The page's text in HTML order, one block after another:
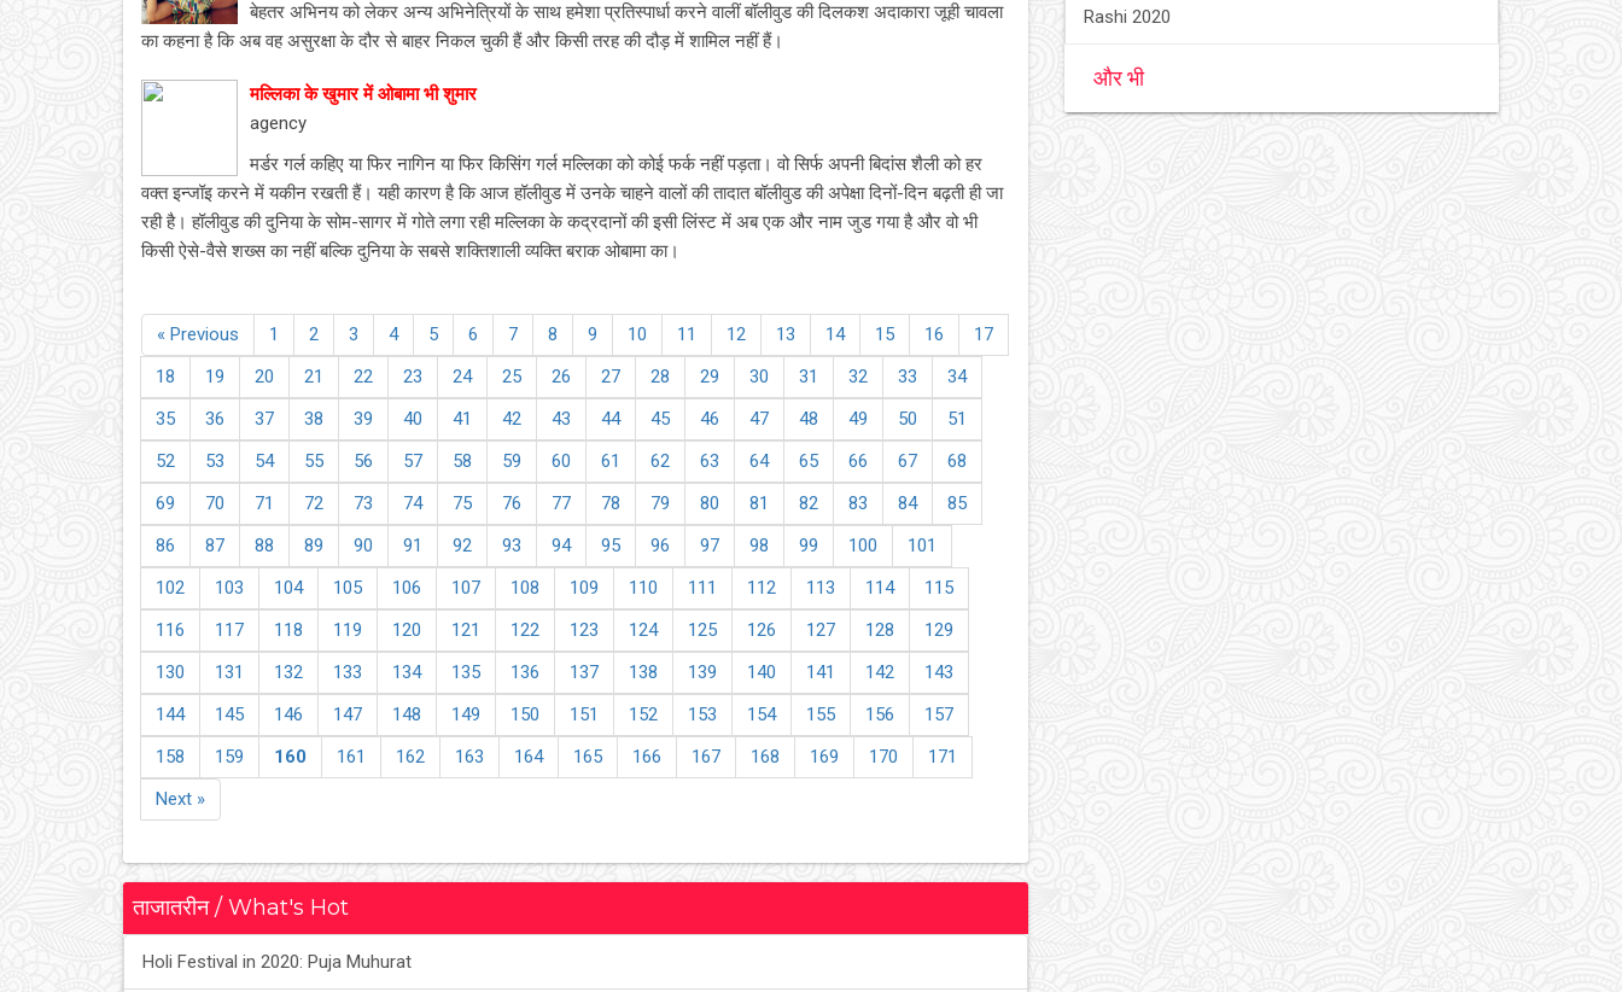
बेहतर अभिनय को लेकर अन्य अभिनेत्रियों के साथ हमेशा प्रतिस्पार्धा करने वालीं बॉलीवुड की दिलकश अदाकारा जूही चावला
का कहना है कि अब वह असुरक्षा के दौर से बाहर निकल चुकी हैं और किसी तरह की दौड़ में शामिल नहीं हैं।
मल्लिका के खुमार में ओबामा भी शुमार
agency
मर्डर गर्ल कहिए या फिर नागिन या फिर किसिंग गर्ल मल्लिका को कोई फर्क नहीं पड़ता। वो सिर्फ अपनी बिदांस शैली को हर
वक्‍त इन्‍जॉइ करने में यकीन रखती हैं। यही कारण है कि आज हॉलीवुड में उनके चाहने वालों की तादात बॉलीवुड की अपेक्षा दिनों-दिन बढ़ती ही जा
रही है। हॉलीवुड की दुनिया के सोम-सागर में गोते लगा रही मल्लिका के कद्रदानों की इसी लिंस्‍ट में अब एक और नाम जुड गया है और वो भी
किसी ऐसे-वैसे शख्‍स का नहीं बल्कि दुनिया के सबसे शक्तिशाली व्‍यक्ति बराक ओबामा का।
« Previous 1 2 3 4 5 6 7 8 9 10 11 12 13 14 15 16
17
18
19 20 21 22 23 24 25 26 27 28 29 30 31 32 33
34
35
36 37 38 39 40 41 42 43 44 45 46 47 48 49 50
51
52
53 54 55 56 57 58 59 60 61 62 63 64 65 66 67
68
69
70 71 72 73 74 75 76 77 78 79 80 81 82 83 84
85
86
87 88 89 90 91 92 93 94 95 96 97 98 99 100
101
102
103 104 105 106 107 108 109 110 111 112 113 114
115
116
117 118 119 120 121 122 123 124 125 126 127 128
129
130
131 132 133 134 135 136 137 138 139 140 141 142
143
144
145 146 147 148 149 150 151 152 153 154 155 156
157
158
159 160 161 162 163 164 165 166 167 168 169 170
171
Next »
ताजातरीन / What's Hot
Holi Festival in 2020: Puja Muhurat
Rashi 2020
और भी